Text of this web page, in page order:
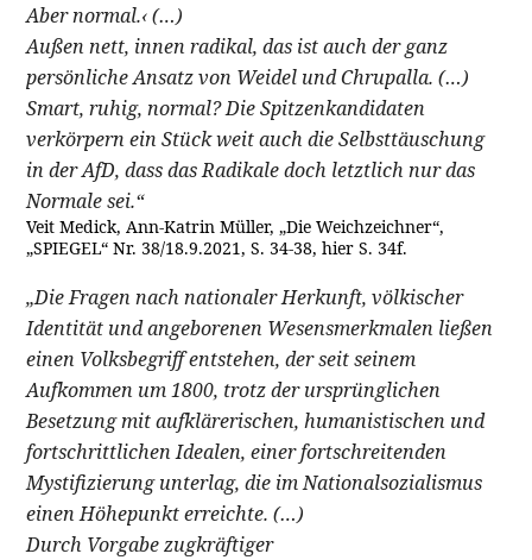
Aber normal.‹ (…)
Außen nett, innen radikal, das ist auch der ganz
persönliche Ansatz von Weidel und Chrupalla. (…)
Smart, ruhig, normal? Die Spitzenkandidaten
verkörpern ein Stück weit auch die Selbsttäuschung
in der AfD, dass das Radikale doch letztlich nur das
Normale sei.“
Veit Medick, Ann-Katrin Müller, „Die Weichzeichner“,
„SPIEGEL“ Nr. 38/18.9.2021, S. 34-38, hier S. 34f.
„Die Fragen nach nationaler Herkunft, völkischer
Identität und angeborenen Wesensmerkmalen ließen
einen Volksbegriff entstehen, der seit seinem
Aufkommen um 1800, trotz der ursprünglichen
Besetzung mit aufklärerischen, humanistischen und
fortschrittlichen Idealen, einer fortschreitenden
Mystifizierung unterlag, die im Nationalsozialismus
einen Höhepunkt erreichte. (…)
Durch Vorgabe zugkräftiger